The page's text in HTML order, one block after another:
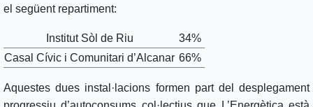
el següent repartiment:
Institut Sòl de Riu
34%
Casal Cívic i Comunitari d’Alcanar 66%
Aquestes dues instal·lacions formen part del desplegament